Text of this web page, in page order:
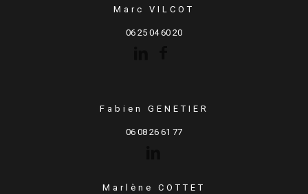
Marc VILCOT
06 25 04 60 20
Fabien GENETIER
06 08 26 61 77
Marlène COTTET